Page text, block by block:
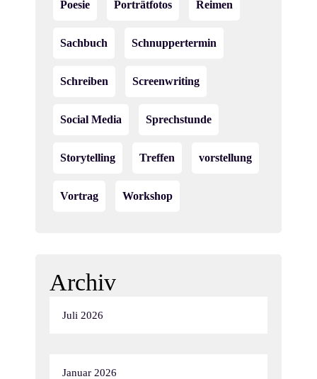
Poesie Porträtfotos Reimen
Sachbuch Schnuppertermin
Schreiben Screenwriting
Social Media Sprechstunde
Storytelling Treffen vorstellung
Vortrag Workshop
Archiv
Juli 2026
Januar 2026